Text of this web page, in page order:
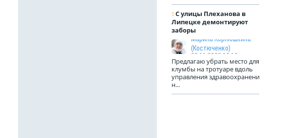
С улицы Плеханова в
Липецке демонтируют
заборы
Марина Корнюшкина
(Костюченко)
23.11.2022 18:10
Предлагаю убрать место для
клумбы на тротуаре вдоль
управления здравоохранения
н...